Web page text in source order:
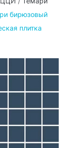
бирюзовый
плитка